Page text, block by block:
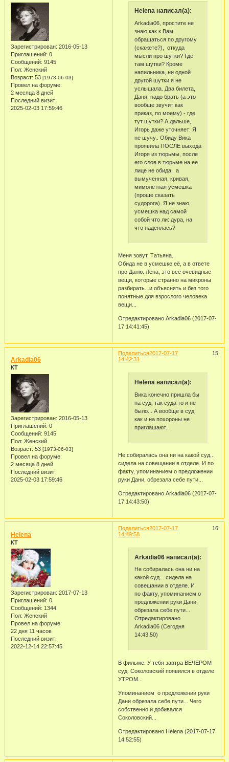
Зарегистрирован: 2016-05-13
Приглашений: 0
Сообщений: 9145
Пол: Женский
Возраст: 53 [1973-06-03]
Провел на форуме:
2 месяца 8 дней
Последний визит:
2025-02-03 17:59:46
Helena написал(а):
Arkadia06, простите не
знаю как к Вам
обращаться по другому
(скажете?), откуда
мысли про шутки? Где
там шутки? Кроме
напильника, ни одной
другой шутки я не
услышала. Два билета,
Даня, надо брать (а это
вообще звучит как
приказ, по моему) - где
тут шутки? А дальше,
Игорь даже уточняет: Я
не шучу.. Обиду Вика
проявила ПОСЛЕ выхода
Игоря из тюрьмы, после
его слов в тюрьме на ее
лице не обида, а
вымученная, кривая,
мимолетная усмешка
(проще сказать
судорога). Я не знаю,
усмешка над самой
собой что ли: дура, на
что надеялась?
Меня зовут, Татьяна.
Обида не в усмешке её, а в ответе
про Даню. Лена, это всё очевидные
вещи, которые странно на микроны
разбирать...и объяснять и без того
понятные для взрослого человека
вещи...
Отредактировано Arkadia06 (2017-07-
17 14:41:45)
Поделиться 15
2017-07-17
14:42:31
Arkadia06
КТ
Зарегистрирован: 2016-05-13
Приглашений: 0
Сообщений: 9145
Пол: Женский
Возраст: 53 [1973-06-03]
Провел на форуме:
2 месяца 8 дней
Последний визит:
2025-02-03 17:59:46
Helena написал(а):
Вика конечно пришла бы
на суд, так суда то и не
было... А вообще в суд,
как и на похороны не
приглашают..
Не собиралась она ни на какой суд...
сидела на совещании в отделе. И по
факту, упоминанием о предложении
руки Дани, обрезала себе пути...
Отредактировано Arkadia06 (2017-07-
17 14:43:50)
Поделиться 16
2017-07-17
14:49:58
Helena
КТ
Зарегистрирован: 2017-07-13
Приглашений: 0
Сообщений: 1344
Пол: Женский
Провел на форуме:
22 дня 11 часов
Последний визит:
2022-12-14 22:57:45
Arkadia06 написал(а):
Не собиралась она ни на
какой суд... сидела на
совещании в отделе. И
по факту, упоминанием о
предложении руки Дани,
обрезала себе пути...
Отредактировано
Arkadia06 (Сегодня
14:43:50)
В фильме: У тебя завтра ВЕЧЕРОМ
суд. Соколовский появился в отделе
УТРОМ...
Упоминанием о предложении руки
Дани обрезала себе пути... Чего
собственно и добивался
Соколовский...
Отредактировано Helena (2017-07-17
14:52:55)